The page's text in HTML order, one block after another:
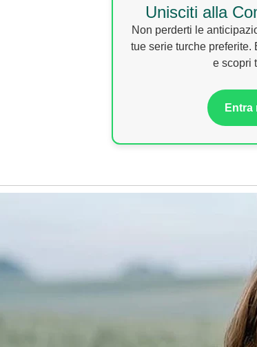
Unisciti alla
Non perderti le
tue serie turche
e scopri
Entra